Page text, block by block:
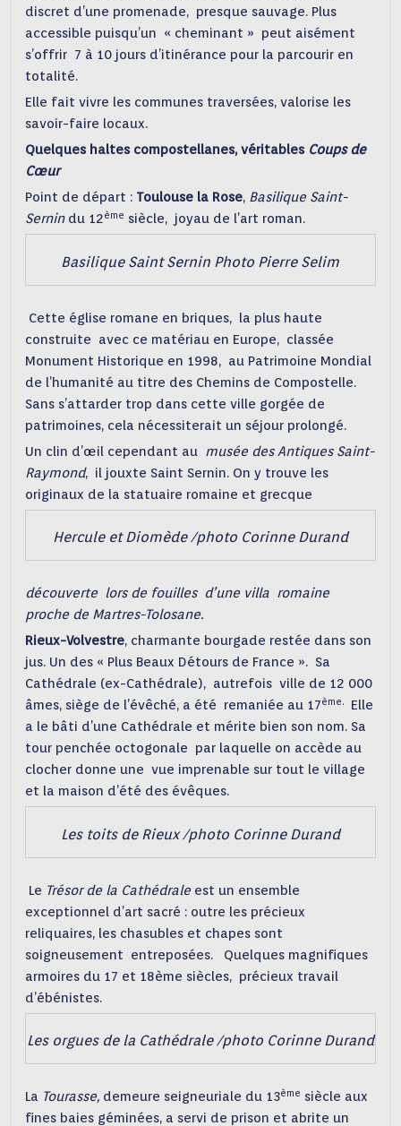
discret d’une promenade, presque sauvage. Plus
accessible puisqu’un « cheminant » peut aisément
s’offrir 7 à 10 jours d’itinérance pour la parcourir en
totalité.
Elle fait vivre les communes traversées, valorise les
savoir-faire locaux.
Quelques haltes compostellanes, véritables Coups de
Cœur
Point de départ : Toulouse la Rose, Basilique Saint-
Sernindu 12ème siècle, joyau de l’art roman.
Basilique Saint Sernin Photo Pierre Selim
Cette église romane en briques, la plus haute
construite avec ce matériau en Europe, classée
Monument Historique en 1998, au Patrimoine Mondial
de l’humanité au titre des Chemins de Compostelle.
Sans s’attarder trop dans cette ville gorgée de
patrimoines, cela nécessiterait un séjour prolongé.
Un clin d’œil cependant au musée des Antiques Saint-
Raymond, il jouxte Saint Sernin. On y trouve les
originaux de la statuaire romaine et grecque
Hercule et Diomède /photo Corinne Durand
découverte lors de fouilles d’une villa romaine
proche de Martres-Tolosane.
Rieux-Volvestre, charmante bourgade restée dans son
jus. Un des « Plus Beaux Détours de France ». Sa
Cathédrale (ex-Cathédrale), autrefois ville de 12 000
âmes, siège de l’évêché, a été remaniée au 17ème.
Elle
a le bâti d’une Cathédrale et mérite bien son nom. Sa
tour penchée octogonale par laquelle on accède au
clocher donne une vue imprenable sur tout le village
et la maison d’été des évêques.
Les toits de Rieux /photo Corinne Durand
Le Trésor de la Cathédrale est un ensemble
exceptionnel d’art sacré : outre les précieux
reliquaires, les chasubles et chapes sont
soigneusement entreposées. Quelques magnifiques
armoires du 17 et 18ème siècles, précieux travail
d’ébénistes.
Les orgues de la Cathédrale /photo Corinne Durand
La Tourasse, demeure seigneuriale du 13ème siècle aux
fines baies géminées, a servi de prison et abrite un